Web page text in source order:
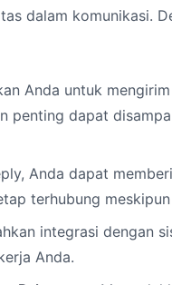
dalam komunikasi.
Anda untuk
penting dapat
Anda dapat
terhubung
integrasi dengan
Anda.